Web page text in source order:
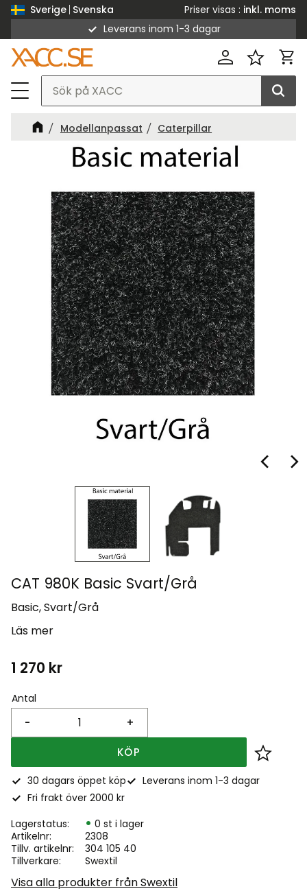
Sverige Svenska Priser visas
inkl. moms
Leverans inom 1-3 dagar
Modellanpassat Caterpillar
CAT 980K Basic Svart/Grå
Basic, Svart/Grå
Läs mer
1 270 kr
Antal
+
-
KÖP Lägg
30 dagars öppet köp
Leverans inom 1-3 dagar
Fri frakt över 2000 kr
Lagerstatus
0 st i lager
Artikelnr
2308
Tillv. artikelnr
304 105 40
Tillverkare
Swextil
Visa alla produkter från Swextil